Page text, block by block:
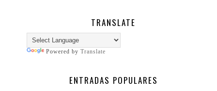
TRANSLATE
Powered by Translate
ENTRADAS POPULARES